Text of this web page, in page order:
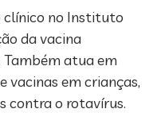
clínico no Instituto
da vacina
atua em
vacinas em crianças,
contra o rotavírus.